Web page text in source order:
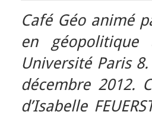
Café Géo animé
en géopolitique
Université Paris
décembre 2012.
d’Isabelle